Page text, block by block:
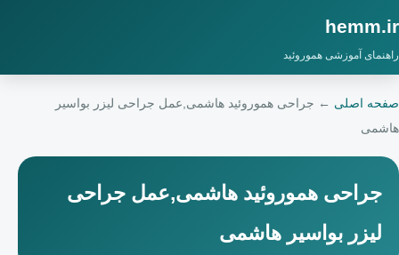
hemm.ir
راهنمای آموزشی هموروئید
صفحه اصلی ← جراحی هموروئید هاشمی,عمل جراحی لیزر بواسیر
هاشمی
جراحی هموروئید هاشمی,عمل جراحی
لیزر بواسیر هاشمی